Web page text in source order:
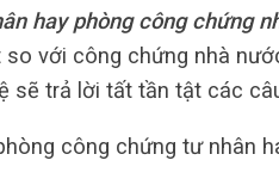
hay phòng công chứng
với công chứng nhà
sẽ trả lời tất tần tật các
công chứng tư nhân